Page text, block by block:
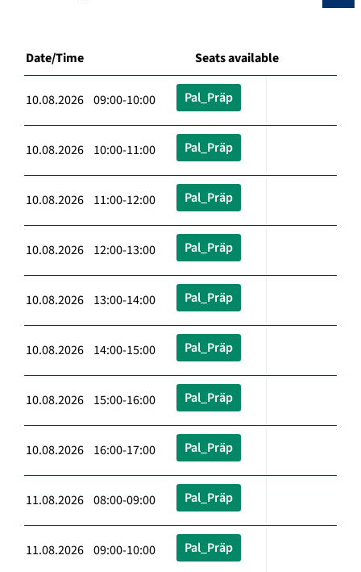
Date/Time Seats available
10.08.2026 09:00-10:00 Pal_Präp
10.08.2026 10:00-11:00 Pal_Präp
10.08.2026 11:00-12:00 Pal_Präp
10.08.2026 12:00-13:00 Pal_Präp
10.08.2026 13:00-14:00 Pal_Präp
10.08.2026 14:00-15:00 Pal_Präp
10.08.2026 15:00-16:00 Pal_Präp
10.08.2026 16:00-17:00 Pal_Präp
11.08.2026 08:00-09:00 Pal_Präp
11.08.2026 09:00-10:00 Pal_Präp